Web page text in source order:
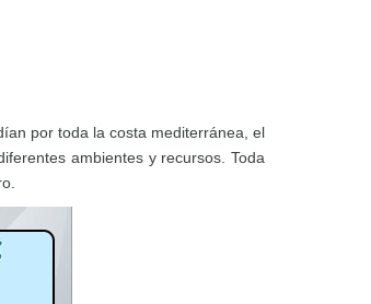
por toda la costa mediterránea, el
ambientes y recursos. Toda